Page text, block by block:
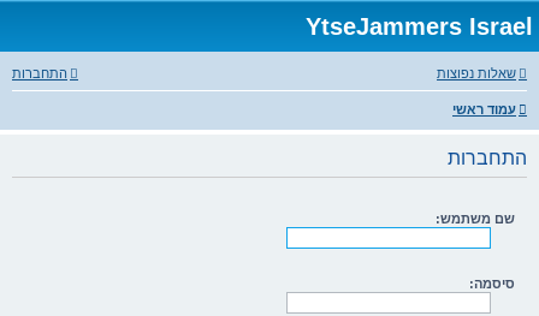
YtseJammers Israel
שאלות נפוצות התחברות
עמוד ראשי
התחברות
שם משתמש:
סיסמה: